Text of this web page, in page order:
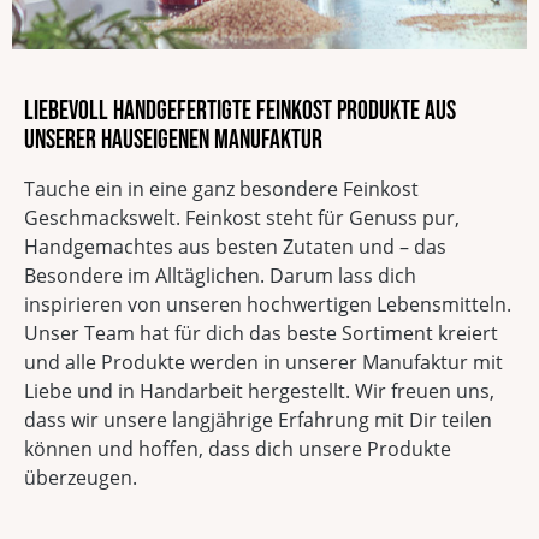
Liebevoll handgefertigte Feinkost Produkte aus
unserer hauseigenen Manufaktur
Tauche ein in eine ganz besondere Feinkost
Geschmackswelt. Feinkost steht für Genuss pur,
Handgemachtes aus besten Zutaten und – das
Besondere im Alltäglichen. Darum lass dich
inspirieren von unseren hochwertigen Lebensmitteln.
Unser Team hat für dich das beste Sortiment kreiert
und alle Produkte werden in unserer Manufaktur mit
Liebe und in Handarbeit hergestellt. Wir freuen uns,
dass wir unsere langjährige Erfahrung mit Dir teilen
können und hoffen, dass dich unsere Produkte
überzeugen.